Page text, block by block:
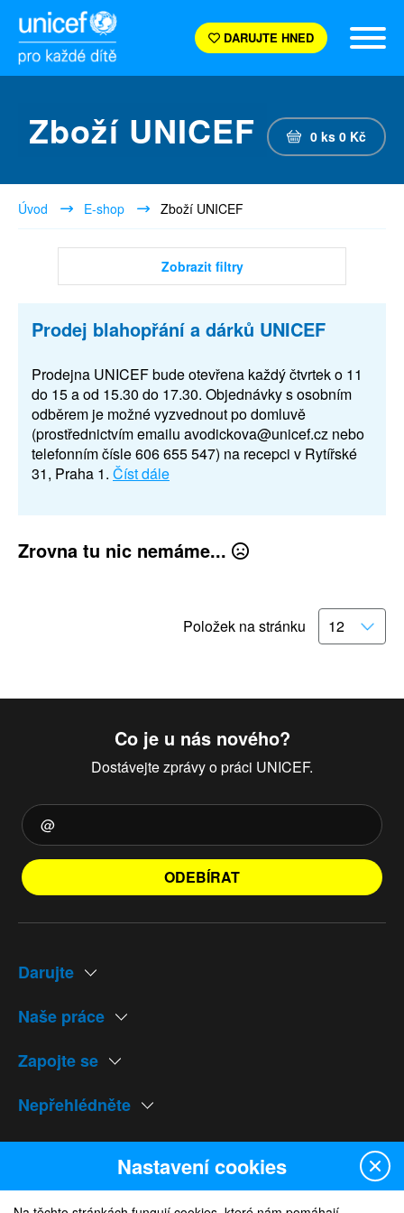
DARUJTE HNED
Zboží UNICEF 0 ks 0 Kč
Úvod E-shop Zboží UNICEF
Zobrazit filtry
Prodej blahopřání a dárků UNICEF
Prodejna UNICEF bude otevřena každý čtvrtek o 11
do 15 a od 15.30 do 17.30. Objednávky s osobním
odběrem je možné vyzvednout po domluvě
(prostřednictvím emailu avodickova@unicef.cz nebo
telefonním čísle 606 655 547) na recepci v Rytířské
31, Praha 1. Číst dále
Zrovna tu nic nemáme...
Položek na stránku
Co je u nás nového?
Dostávejte zprávy o práci UNICEF.
ODEBÍRAT
Darujte
Naše práce
Zapojte se
Nepřehlédněte
Naše weby
Nastavení cookies